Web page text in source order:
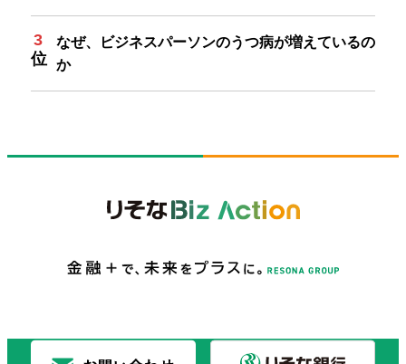
なぜ、ビジネスパーソンのうつ病が増えているの
か